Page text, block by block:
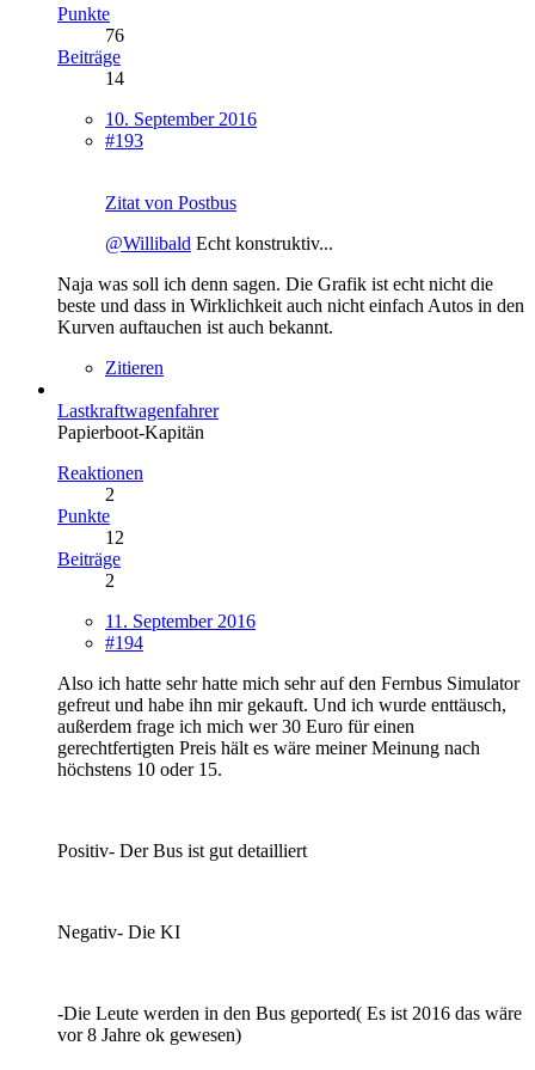
Punkte
76
Beiträge
14
10. September 2016
#193
Zitat von Postbus
@Willibald Echt konstruktiv...
Naja was soll ich denn sagen. Die Grafik ist echt nicht die
beste und dass in Wirklichkeit auch nicht einfach Autos in den
Kurven auftauchen ist auch bekannt.
Zitieren
Lastkraftwagenfahrer
Papierboot-Kapitän
Reaktionen
2
Punkte
12
Beiträge
2
11. September 2016
#194
Also ich hatte sehr hatte mich sehr auf den Fernbus Simulator
gefreut und habe ihn mir gekauft. Und ich wurde enttäusch,
außerdem frage ich mich wer 30 Euro für einen
gerechtfertigten Preis hält es wäre meiner Meinung nach
höchstens 10 oder 15.
Positiv- Der Bus ist gut detailliert
Negativ- Die KI
-Die Leute werden in den Bus geported( Es ist 2016 das wäre
vor 8 Jahre ok gewesen)